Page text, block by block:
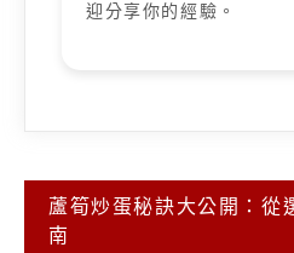
迎分享你的經驗。
文
章
蘆筍炒蛋秘訣大公開：從
南